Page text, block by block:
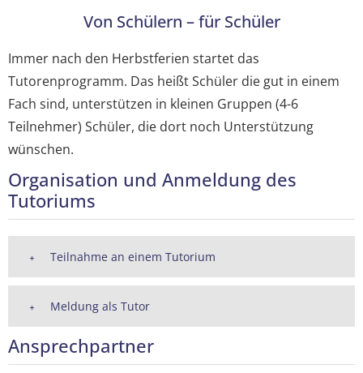
Von Schülern – für Schüler
Immer nach den Herbstferien startet das
Tutorenprogramm. Das heißt Schüler die gut in einem
Fach sind, unterstützen in kleinen Gruppen (4-6
Teilnehmer) Schüler, die dort noch Unterstützung
wünschen.
Organisation und Anmeldung des
Tutoriums
Teilnahme an einem Tutorium
Meldung als Tutor
Ansprechpartner